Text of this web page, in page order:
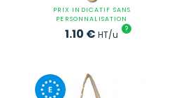
PRIX INDICATIF SANS
PERSONNALISATION
1.10 € HT/u ?